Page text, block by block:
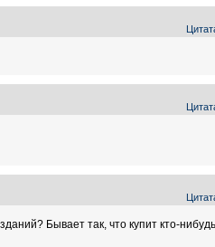
Бывает так, что купит кто-